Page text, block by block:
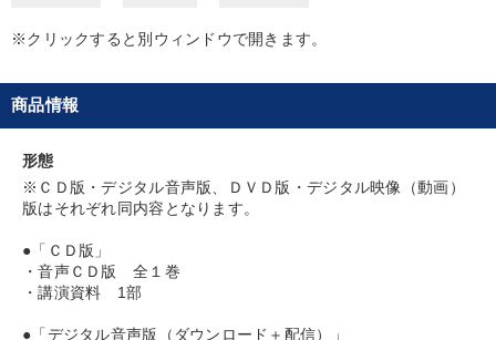
健康・ウェルビーイング ビジネスモデル 経営計画
異発想
※「更新」を押すと「カテゴリー」「目的別」「キーワード」を更新いただけます。
※クリックすると別ウィンドウで開きます。
商品情報
形態
※ＣＤ版・デジタル音声版、ＤＶＤ版・デジタル映像（動画）
版はそれぞれ同内容となります。
●「ＣＤ版」
・音声ＣＤ版 全１巻
・講演資料 1部
●「デジタル音声版（ダウンロード＋配信）」